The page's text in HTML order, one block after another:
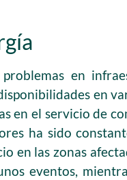
en
en
en el servicio de
ha sido
en las zonas
eventos,